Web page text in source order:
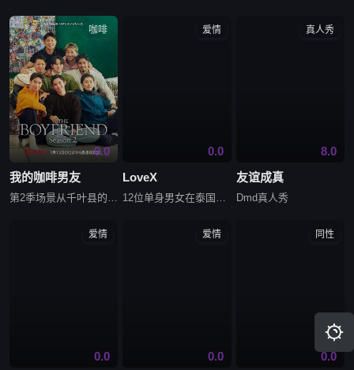
咖啡
0.0
我的咖啡男友
第2季场景从千叶县的海滨别墅，换到北海道阿寒湖壮丽冬季景色下的一栋民宿。
爱情
0.0
LoveX
12位单身男女在泰国苏梅岛共同生活12天，与外界隔绝，追寻无限可能的爱情。通过竞技游戏，他们赢得约会机会和生存物资。最终他们将作出决定是否在节目结束后继续相伴。
真人秀
8.0
友谊成真
Dmd真人秀
爱情
0.0
爱情
0.0
同性
0.0
